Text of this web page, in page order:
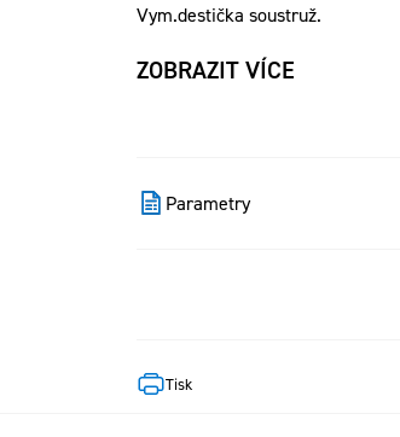
Vym.destička soustruž.
ZOBRAZIT VÍCE
Tisk
Parametry